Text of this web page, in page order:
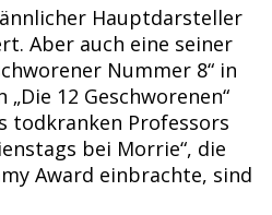
Hauptdarsteller
Aber auch eine seiner
Nummer 8“ in
12 Geschworenen“
todkranken Professors
bei Morrie“, die
Award einbrachte, sind